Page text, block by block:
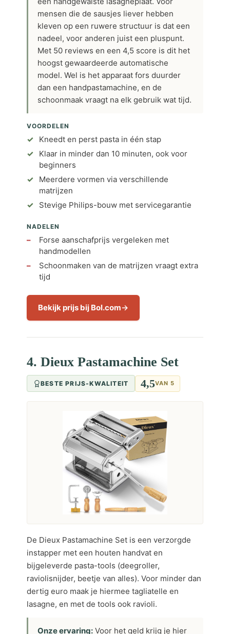
mensen die de sausjes liever hebben
kleven op een ruwere structuur is dat een
nadeel, voor anderen juist een pluspunt.
Met 50 reviews en een 4,5 score is dit het
hoogst gewaardeerde automatische
model. Wel is het apparaat fors duurder
dan een handpastamachine, en de
schoonmaak vraagt na elk gebruik wat tijd.
VOORDELEN
Kneedt en perst pasta in één stap
Klaar in minder dan 10 minuten, ook voor
beginners
Meerdere vormen via verschillende
matrijzen
Stevige Philips-bouw met servicegarantie
NADELEN
Forse aanschafprijs vergeleken met
handmodellen
Schoonmaken van de matrijzen vraagt extra
tijd
Bekijk prijs bij Bol.com
4. Dieux Pastamachine Set
BESTE PRIJS-KWALITEIT 4,5VAN 5
De Dieux Pastamachine Set is een verzorgde
instapper met een houten handvat en
bijgeleverde pasta-tools (deegroller,
raviolisnijder, beetje van alles). Voor minder dan
dertig euro maak je hiermee tagliatelle en
lasagne, en met de tools ook ravioli.
Onze ervaring: Voor het geld krijg je hier